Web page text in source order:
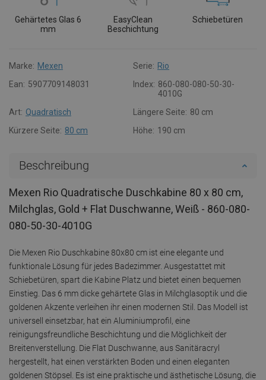
Gehärtetes Glas 6
mm
EasyClean
Beschichtung
Schiebetüren
Marke: Mexen Serie: Rio
Ean: 5907709148031 Index: 860-080-080-50-30-
4010G
Art: Quadratisch Längere Seite: 80 cm
Kürzere Seite: 80 cm Höhe: 190 cm
Beschreibung
Mexen Rio Quadratische Duschkabine 80 x 80 cm,
Milchglas, Gold + Flat Duschwanne, Weiß - 860-080-
080-50-30-4010G
Die Mexen Rio Duschkabine 80x80 cm ist eine elegante und
funktionale Lösung für jedes Badezimmer. Ausgestattet mit
Schiebetüren, spart die Kabine Platz und bietet einen bequemen
Einstieg. Das 6 mm dicke gehärtete Glas in Milchglasoptik und die
goldenen Akzente verleihen ihr einen modernen Stil. Das Modell ist
universell einsetzbar, hat ein Aluminiumprofil, eine
reinigungsfreundliche Beschichtung und die Möglichkeit der
Breitenverstellung. Die Flat Duschwanne, aus Sanitäracryl
hergestellt, hat einen verstärkten Boden und einen eleganten
goldenen Stöpsel. Es ist eine praktische und ästhetische Lösung, die